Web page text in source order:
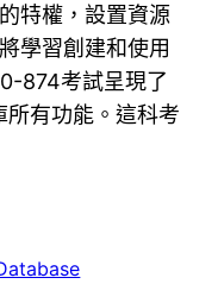
特權，設置資源
學習創建和使用
874考試呈現了
有功能。這科考